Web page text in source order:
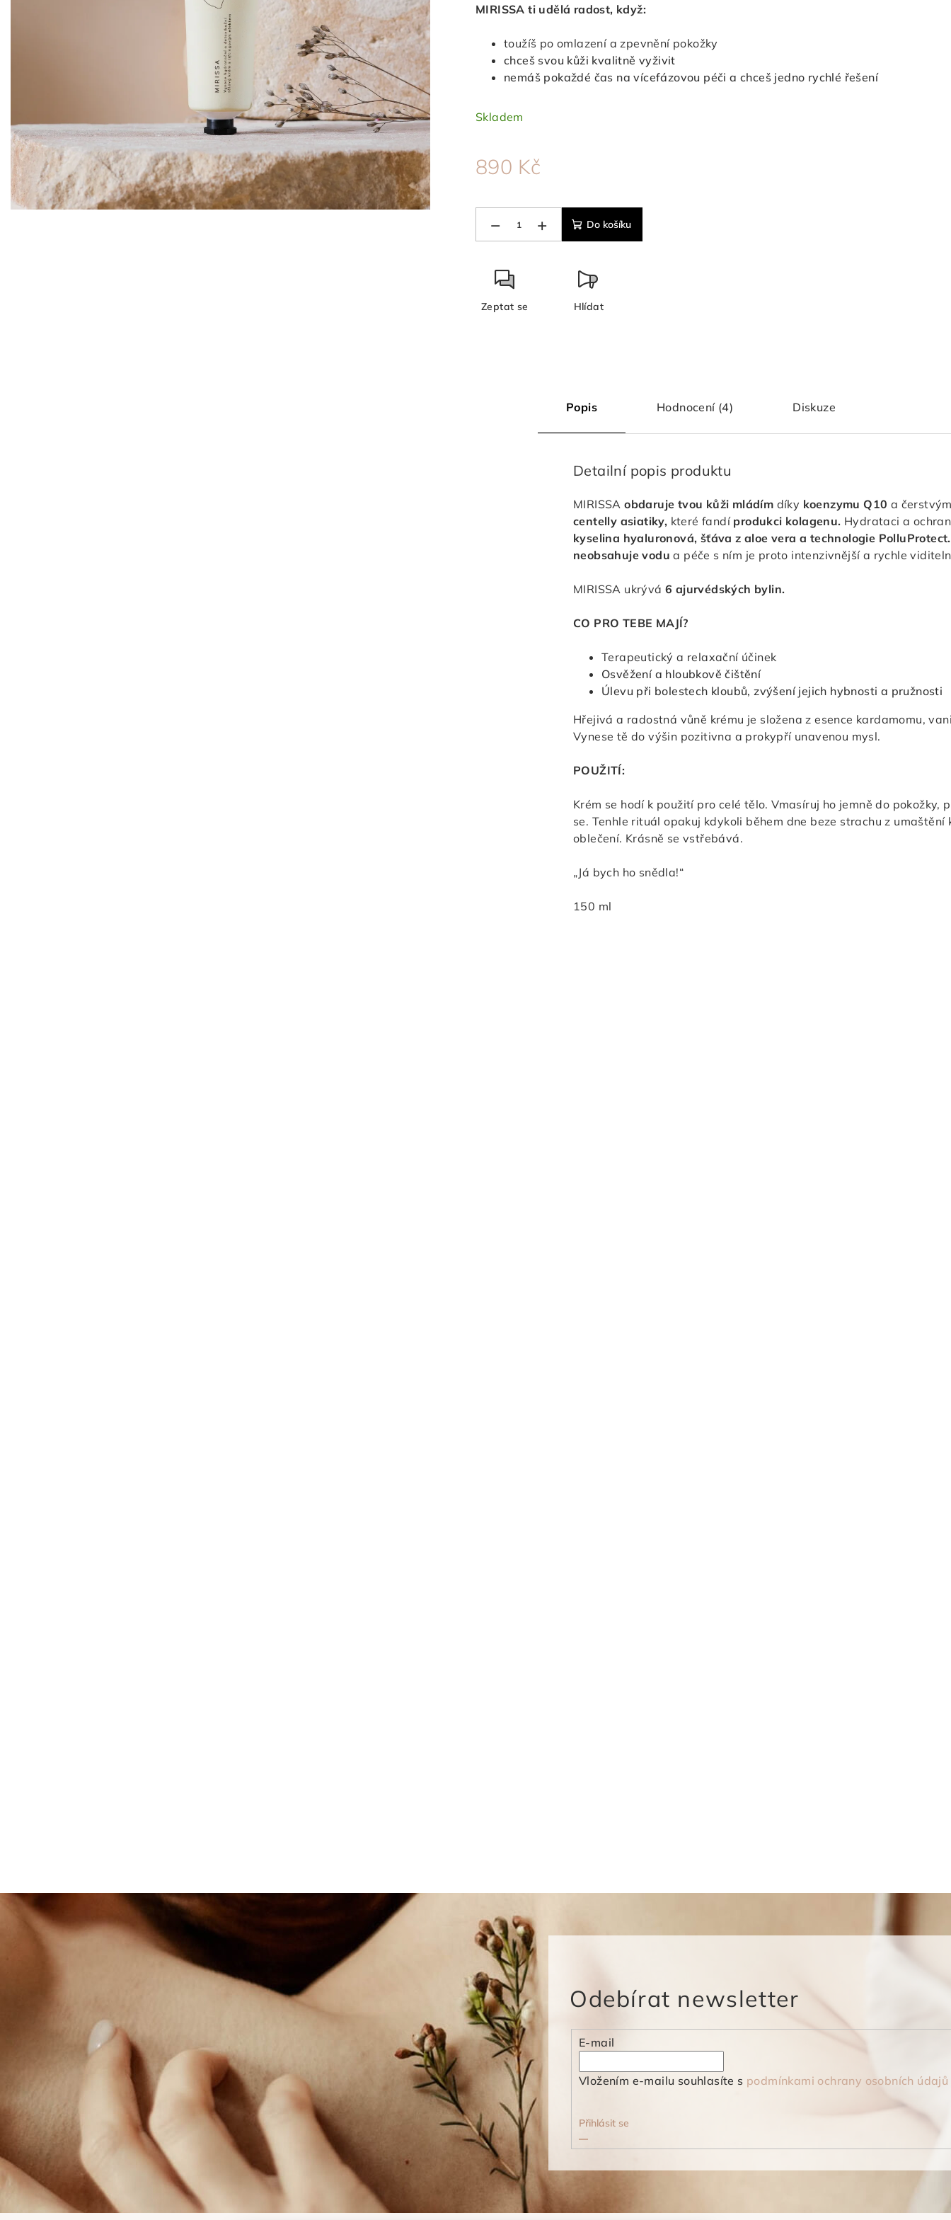
5
MIRISSA ti udělá radost, když:
toužíš po omlazení a zpevnění pokožky
chceš svou kůži kvalitně vyživit
nemáš pokaždé čas na vícefázovou péči a chceš jedno rychlé řešení
890 Kč
cena:
Skladem
+
− Do košíku
Zeptat se Hlídat
Popis Hodnocení (4) Diskuze
Detailní popis produktu
MIRISSAobdaruje tvou kůži mládím díky koenzymu Q10 a
centelly asiatiky, které fandí produkci kolagenu. Hydrataci a
kyselina hyaluronová, šťáva z aloe vera a technologie PolluProtect.
neobsahuje vodu a péče s ním je proto intenzivnější a rychle
MIRISSA ukrývá 6 ajurvédských bylin.
CO PRO TEBE MAJÍ?
Terapeutický a relaxační účinek
Osvěžení a hloubkově čištění
Úlevu při bolestech kloubů, zvýšení jejich hybnosti a pružnosti
Hřejivá a radostná vůně krému je složena z esence kardamomu,
Vynese tě do výšin pozitivna a prokypří unavenou mysl.
POUŽITÍ:
Krém se hodí k použití pro celé tělo. Vmasíruj ho jemně do pokožky,
se. Tenhle rituál opakuj kdykoli během dne beze strachu z umaštění
oblečení. Krásně se vstřebává.
„Já bych ho snědla!“
150 ml
Odebírat newsletter
E-mail
Vložením e-mailu souhlasíte s podmínkami ochrany osobních údajů
Přihlásit se